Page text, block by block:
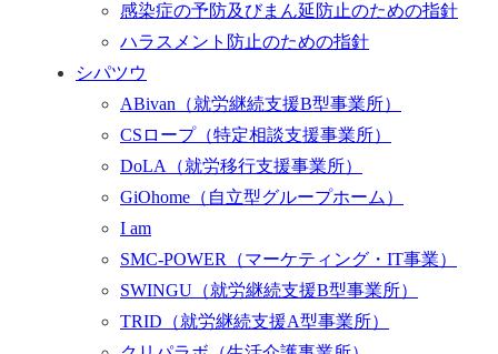
感染症の予防及びまん延防止のための指針
ハラスメント防止のための指針
シパツウ
ABivan （就労継続支援B型事業所）
CSロープ （特定相談支援事業所）
DoLA （就労移行支援事業所）
GiOhome （自立型グループホーム）
I am
SMC-POWER （マーケティング・IT事業）
SWINGU （就労継続支援B型事業所）
TRID （就労継続支援A型事業所）